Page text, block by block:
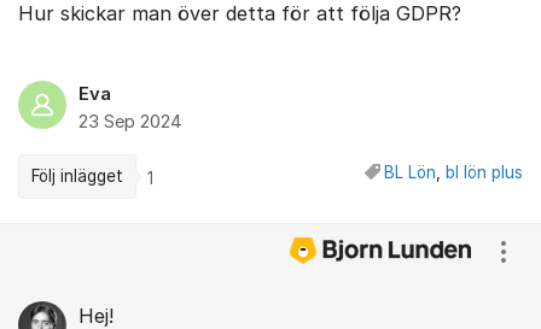
Hur skickar man över detta för att följa GDPR?
Eva
23 Sep 2024
BL Lön bl lön plus
Följ inlägget 1
Hej!